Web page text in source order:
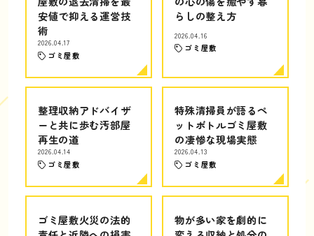
安値で抑える運営技
術
2026.04.17
ゴミ屋敷
らしの整え方
2026.04.16
ゴミ屋敷
整理収納アドバイザ
ーと共に歩む汚部屋
再生の道
2026.04.14
ゴミ屋敷
特殊清掃員が語るペ
ットボトルゴミ屋敷
の凄惨な現場実態
2026.04.13
ゴミ屋敷
ゴミ屋敷火災の法的
物が多い家を劇的に